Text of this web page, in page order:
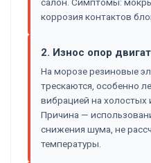
коррозия контактов
2. Износ опор
На морозе резиновые
трескаются, особенно
вибрацией на холостых
Причина —
снижения шума, не
температуры.